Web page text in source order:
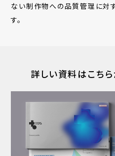
ない制作物への品質管理に対
す。
詳しい資料はこちら